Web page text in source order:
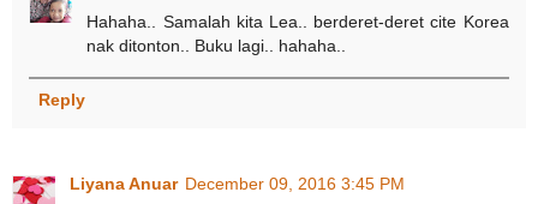
Hahaha.. Samalah kita Lea.. berderet-deret cite Korea
nak ditonton.. Buku lagi.. hahaha..
Reply
Liyana Anuar December 09, 2016 3:45 PM